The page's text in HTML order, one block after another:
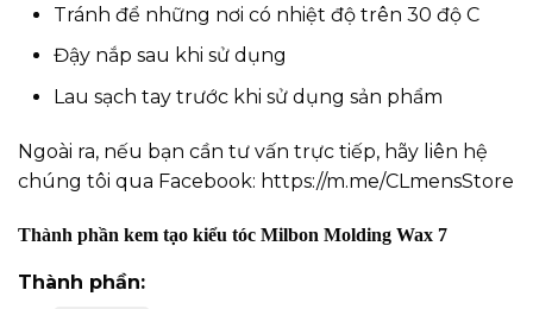
Tránh để những nơi có nhiệt độ trên 30 độ C
Đậy nắp sau khi sử dụng
Lau sạch tay trước khi sử dụng sản phẩm
Ngoài ra, nếu bạn cần tư vấn trực tiếp, hãy liên hệ
chúng tôi qua Facebook: https://m.me/CLmensStore
Thành phần kem tạo kiểu tóc Milbon Molding Wax 7
Thành phần: